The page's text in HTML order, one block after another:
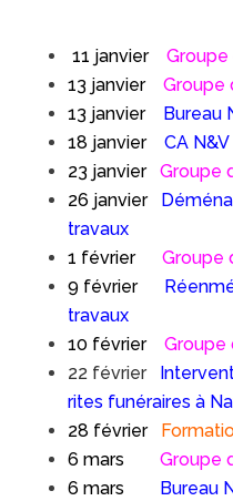
11 janvier
Groupe
13 janvier
Groupe
13 janvier
Bureau
18 janvier
CA N&V
23 janvier
Groupe
26 janvier
travaux
1 février
Groupe
9 février
travaux
10 février
Groupe
22 février
rites funéraires à
28 février
6 mars Groupe
6 mars
Bureau